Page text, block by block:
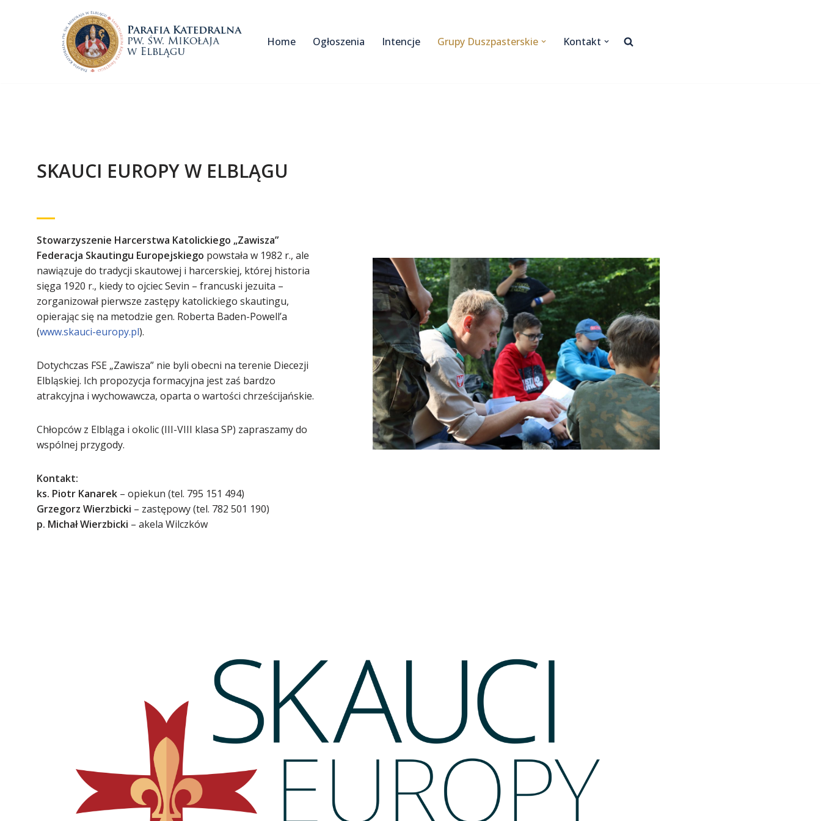
Home Ogłoszenia Intencje Grupy Duszpasterskie Kontakt
SKAUCI EUROPY W ELBLĄGU
Stowarzyszenie Harcerstwa Katolickiego „Zawisza”
Federacja Skautingu Europejskiego powstała w 1982 r., ale
nawiązuje do tradycji skautowej i harcerskiej, której historia
sięga 1920 r., kiedy to ojciec Sevin – francuski jezuita –
zorganizował pierwsze zastępy katolickiego skautingu,
opierając się na metodzie gen. Roberta Baden-Powell’a
(www.skauci-europy.pl).
Dotychczas FSE „Zawisza” nie byli obecni na terenie Diecezji
Elbląskiej. Ich propozycja formacyjna jest zaś bardzo
atrakcyjna i wychowawcza, oparta o wartości chrześcijańskie.
Chłopców z Elbląga i okolic (III-VIII klasa SP) zapraszamy do
wspólnej przygody.
Kontakt:
ks. Piotr Kanarek – opiekun (tel. 795 151 494)
Grzegorz Wierzbicki – zastępowy (tel. 782 501 190)
p. Michał Wierzbicki – akela Wilczków